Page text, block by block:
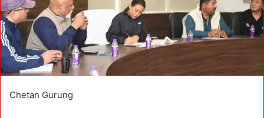
l
Chetan Gurung